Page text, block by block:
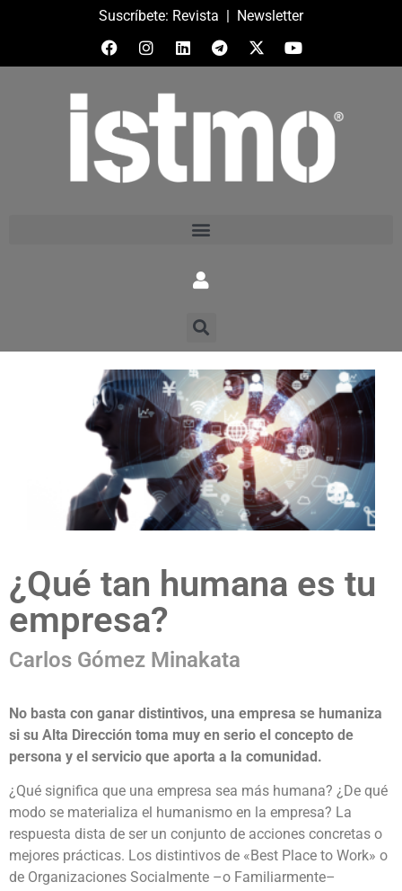
Suscríbete: Revista | Newsletter
¿Qué tan humana es tu
empresa?
Carlos Gómez Minakata
No basta con ganar distintivos, una empresa se humaniza
si su Alta Dirección toma muy en serio el concepto de
persona y el servicio que aporta a la comunidad.
¿Qué significa que una empresa sea más humana? ¿De qué
modo se materializa el humanismo en la empresa? La
respuesta dista de ser un conjunto de acciones concretas o
mejores prácticas. Los distintivos de «Best Place to Work» o
de Organizaciones Socialmente –o Familiarmente–